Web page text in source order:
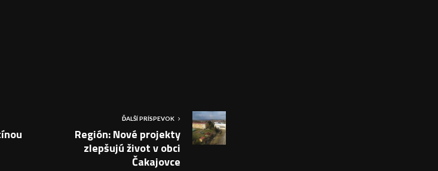
ĎALŠÍ PRÍSPEVOK
Región: Nové projekty
zlepšujú život v obci
Čakajovce